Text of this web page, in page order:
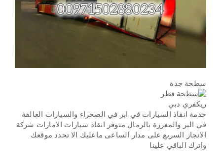
سطحة جدة
ريكفري دبي
خدمة انقاذ السيارات في ابر في الصحراء والسيارات العالقة
في البر والمغرزة بالرمال متوفر انقاذ سيارات الامارات شركة
الانجاز السريع على مدار الساعى ماعليك الا تحدد موقعك
واترك الباقي علينا